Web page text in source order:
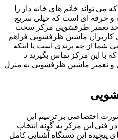
تواند خانم های خانه دار را
و حرفه ای است که خیلی سریع
تعمیر ظرفشویی مرکز سخت
کاربران ماشین ظرفشویی فراهم
از چه برندی است یا اینکه
این مرکز تماس بگیرید تا
و تعمیر ماشین ظرفشویی به منزل
اختصاصی بر ترمیم این
فنی این مرکز به گونه انتخاب
پیچیده این دستگاه آشنایی کامل